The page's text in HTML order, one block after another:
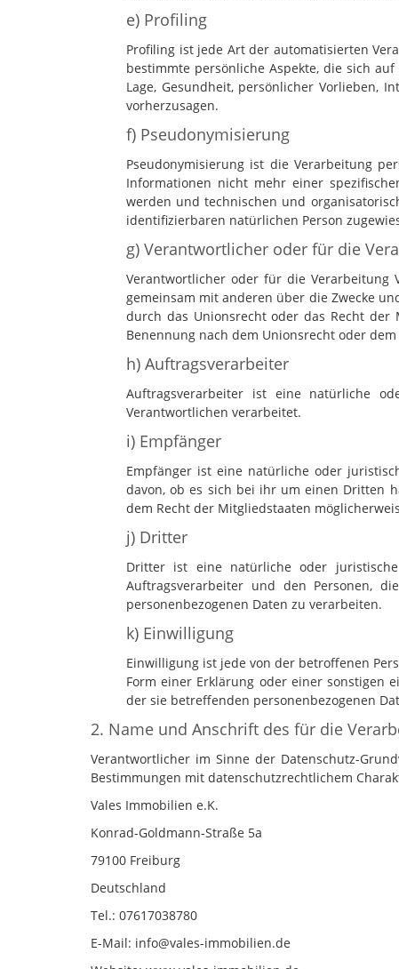
e) Profiling
Profiling ist jede Art der automatisierten
bestimmte persönliche Aspekte, die sich
Lage, Gesundheit, persönlicher Vorlieben,
vorherzusagen.
f) Pseudonymisierung
Pseudonymisierung ist die Verarbeitung
Informationen nicht mehr einer
werden und technischen und
identifizierbaren natürlichen Person
g) Verantwortlicher oder für die
Verantwortlicher oder für die Verarbeitung
gemeinsam mit anderen über die Zwecke
durch das Unionsrecht oder das Recht der
Benennung nach dem Unionsrecht oder
h) Auftragsverarbeiter
Auftragsverarbeiter ist eine natürliche
Verantwortlichen verarbeitet.
i) Empfänger
Empfänger ist eine natürliche oder
davon, ob es sich bei ihr um einen Dritten
dem Recht der Mitgliedstaaten
j) Dritter
Dritter ist eine natürliche oder
Auftragsverarbeiter und den Personen,
personenbezogenen Daten zu verarbeiten.
k) Einwilligung
Einwilligung ist jede von der betroffenen
Form einer Erklärung oder einer sonstigen
der sie betreffenden personenbezogenen
2. Name und Anschrift des für die
Verantwortlicher im Sinne der Datenschutz-
Bestimmungen mit datenschutzrechtlichem
Vales Immobilien e.K.
Konrad-Goldmann-Straße 5a
79100 Freiburg
Deutschland
Tel.: 07617038780
E-Mail: info@vales-immobilien.de